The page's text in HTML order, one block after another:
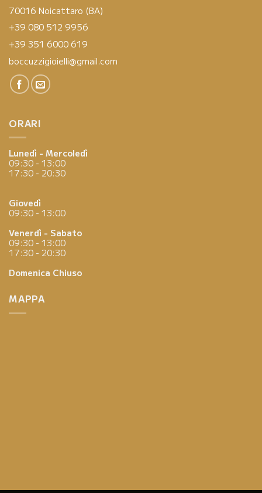
70016 Noicattaro (BA)
+39 080 512 9956
+39 351 6000 619
boccuzzigioielli@gmail.com
ORARI
Lunedì - Mercoledì
09:30 - 13:00
17:30 - 20:30
Giovedì
09:30 - 13:00
Venerdì - Sabato
09:30 - 13:00
17:30 - 20:30
Domenica Chiuso
MAPPA